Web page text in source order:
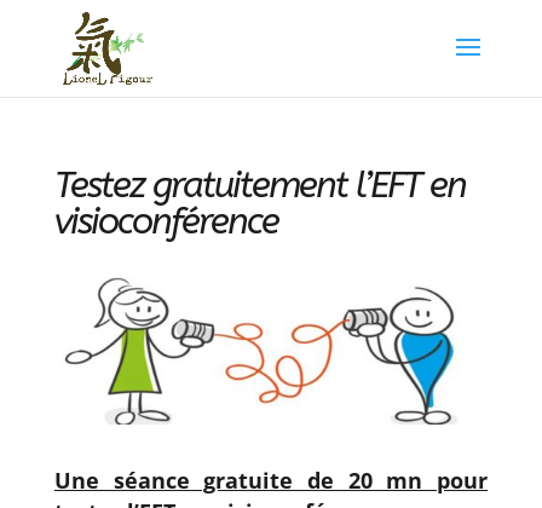
Testez gratuitement l’EFT en
visioconférence
Une séance gratuite de 20 mn pour